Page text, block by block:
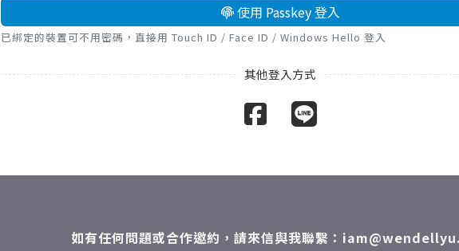
使用 Passkey 登入
已綁定的裝置可不用密碼，直接用 Touch ID / Face ID / Windows Hello 登入
如有任何問題或合作邀約，請來信與我聯繫：